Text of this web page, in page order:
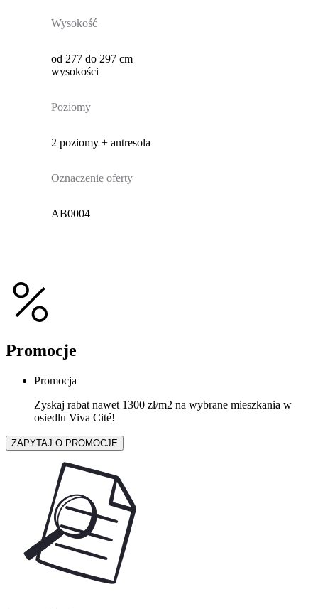
Wysokość
od 277 do 297 cm
wysokości
Poziomy
2 poziomy + antresola
Oznaczenie oferty
AB0004
Promocje
Promocja
Zyskaj rabat nawet 1300 zł/m2 na wybrane mieszkania w
osiedlu Viva Cité!
ZAPYTAJ O PROMOCJE